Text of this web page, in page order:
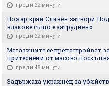
преди 22 минути
Пожар край Сливен затвори
влакове също е затруднено
преди 22 минути
Магазините се пренастройват
притеснени от масово
преди 48 минути
Задържаха украинец за